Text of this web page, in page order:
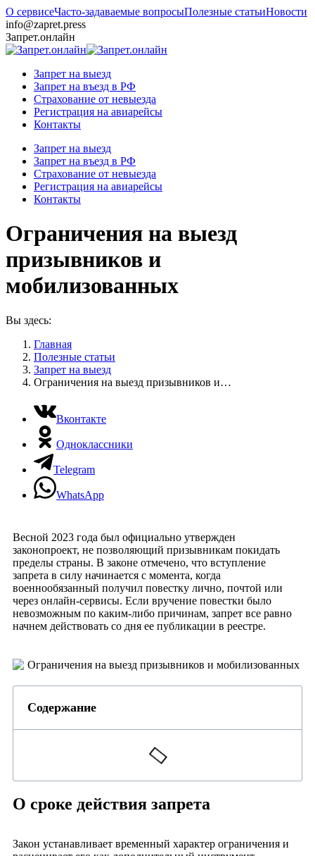
О сервисеЧасто-задаваемые вопросыПолезные статьиНовости
info@zapret.press
Запрет.онлайн
Запрет на выезд
Запрет на въезд в РФ
Страхование от невыезда
Регистрация на авиарейсы
Контакты
Запрет на выезд
Запрет на въезд в РФ
Страхование от невыезда
Регистрация на авиарейсы
Контакты
Ограничения на выезд
призывников и
мобилизованных
Вы здесь:
Главная
Полезные статьи
Запрет на выезд
Ограничения на выезд призывников и…
Вконтакте
Одноклассники
Telegram
WhatsApp
Весной 2023 года был официально утвержден
законопроект, не позволяющий призывникам покидать
пределы страны. В законе отмечено, что вступление
запрета в силу начинается с момента, когда
военнообязанный получил повестку лично, почтой или
через онлайн-сервисы. Если вручение повестки было
невозможным по каким-либо причинам, запрет все равно
начнем действовать со дня ее публикации в реестре.
Содержание
О сроке действия запрета
Закон устанавливает временный характер ограничения и